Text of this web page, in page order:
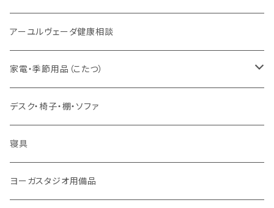
ヤントラ
宝石
雑貨
ブランケット
ヘアケア
アイドロップ
ヨーガ / 瞑想
毎日の生活目的
総合相談
３問コース
５問コース
相性診断
長期予測
誕生時間選定
大まかな誕生時間
ヤジニャ / 宝石 / マントラ / 名付け
アーユルヴェーダ健康相談
家電・季節用品（こたつ）
季節・空調家電
こたつ・こたつ用品
デスク・椅子・棚・ソファ
寝具
ヨーガスタジオ用備品